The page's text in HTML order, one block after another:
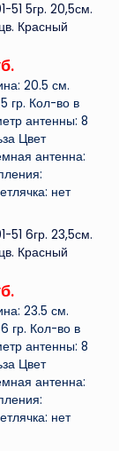
51 5гр. 20,5см.
Красный
20.5 см.
гр. Кол-во в
антенны: 8
Цвет
антенна:
нет
51 6гр. 23,5см.
Красный
23.5 см.
гр. Кол-во в
антенны: 8
Цвет
антенна:
нет